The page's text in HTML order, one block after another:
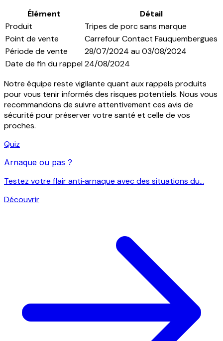
Élément
Détail
Produit
Tripes de porc sans marque
Point de vente
Carrefour Contact Fauquembergues
Période de vente
28/07/2024 au 03/08/2024
Date de fin du rappel24/08/2024
Notre équipe reste vigilante quant aux rappels produits
pour vous tenir informés des risques potentiels. Nous vous
recommandons de suivre attentivement ces avis de
sécurité pour préserver votre santé et celle de vos
proches.
Quiz
Arnaque ou pas ?
Testez votre flair anti‑arnaque avec des situations du...
Découvrir